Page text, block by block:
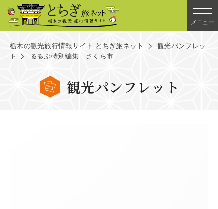
メニュー
栃木の観光旅行情報サイト とちぎ旅ネット
観光パンフレッ
ト
るるぶ特別編集 さくら市
観光パンフレット